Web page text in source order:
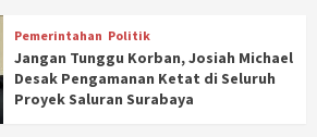
Pemerintahan Politik
Jangan Tunggu Korban, Josiah Michael
Desak Pengamanan Ketat di Seluruh
Proyek Saluran Surabaya